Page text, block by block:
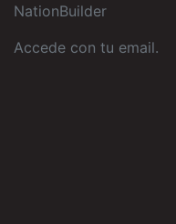
NationBuilder
Accede con tu email.